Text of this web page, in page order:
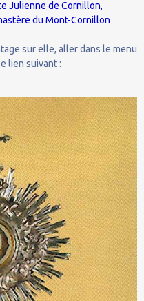
Julienne de Cornillon,
du Mont-Cornillon
sur elle, aller dans le menu
lien suivant :